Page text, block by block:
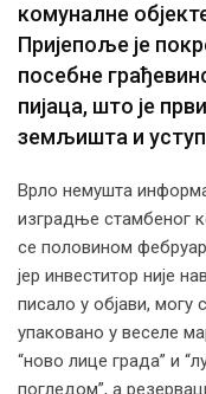
комуналне
Пријепоље је
посебне
пијаца, што је
земљишта и
Врло немушта
изградње стамбеног
се половином
јер инвеститор није
писало у објави, могу
упаковано у веселе
“ново лице града” и
погледом”, а